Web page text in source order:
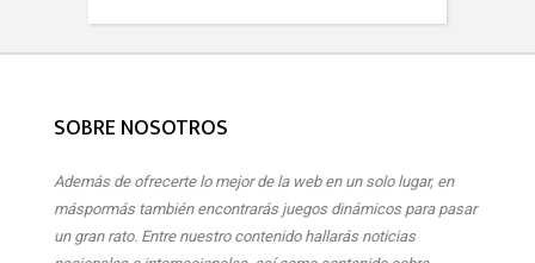
SOBRE NOSOTROS
Además de ofrecerte lo mejor de la web en un solo lugar, en
máspormás también encontrarás juegos dinámicos para pasar
un gran rato. Entre nuestro contenido hallarás noticias